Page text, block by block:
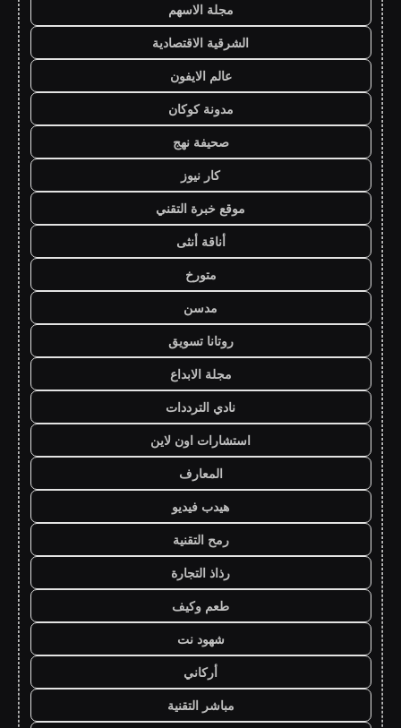
مجلة الاسهم
الشرقية الاقتصادية
عالم الايفون
مدونة كوكان
صحيفة نهج
كار نيوز
موقع خبرة التقني
أناقة أنثى
متورخ
مدسن
روتانا تسويق
مجلة الابداع
نادي الترددات
استشارات اون لاين
المعارف
هيدب فيديو
رمح التقنية
رذاذ التجارة
طعم وكيف
شهود نت
أركاني
مباشر التقنية